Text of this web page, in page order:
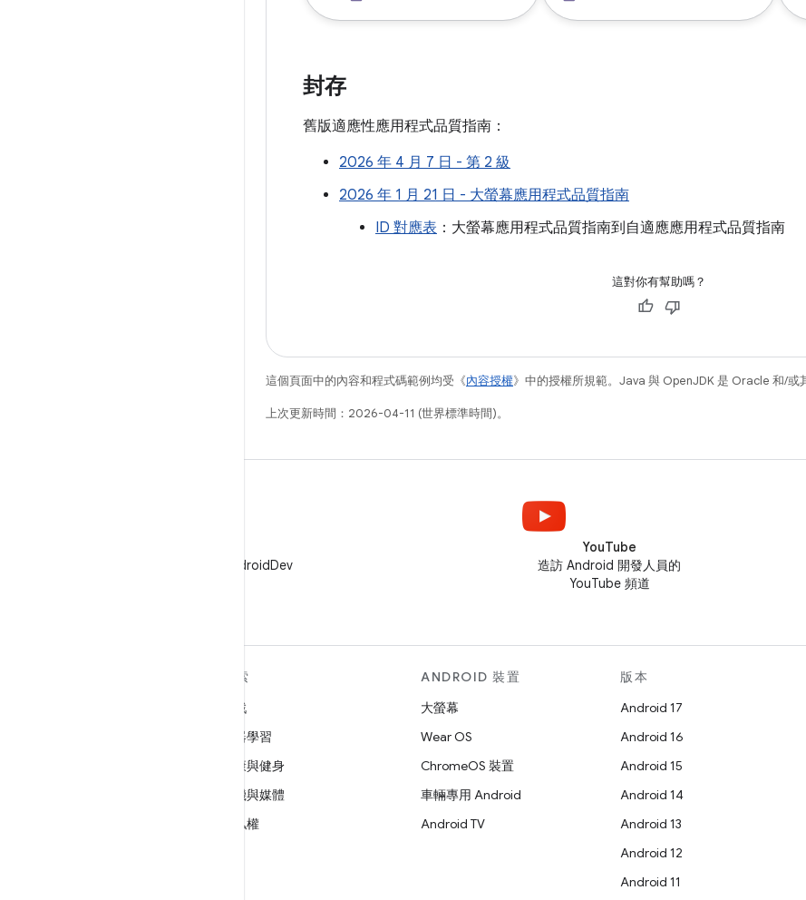
封存
舊版適應性應用程式品質指南：
2026 年 4 月 7 日 - 第 2 級
2026 年 1 月 21 日 - 大螢幕應用程式品質指南
ID 對應表 ：大螢幕應用程式品質指南到自適應應用程式品質指南
這對你有幫助嗎？
這個頁面中的內容和程式碼範例均受《內容授權》中的授權所規範。Java 與 OpenJDK 是 Oracle 和/或
上次更新時間：2026-04-11 (世界標準時間)。
在 X 中追蹤 @AndroidDev
YouTube
造訪 Android 開發人員的
YouTube 頻道
探索
遊戲
機器學習
健康與健身
相機與媒體
隱私權
ANDROID 裝置
大螢幕
Wear OS
ChromeOS 裝置
車輛專用 Android
Android TV
版本
Android 17
Android 16
Android 15
Android 14
Android 13
Android 12
Android 11